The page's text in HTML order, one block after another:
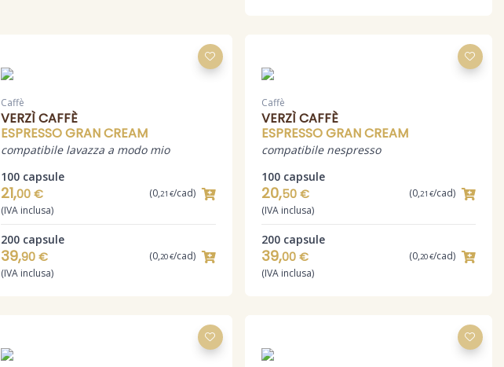
Caffè
VERZÌ CAFFÈ
ESPRESSO GRAN CREAM
compatibile lavazza a modo mio
100 capsule
21,00 € (0,21 €/cad)
(IVA inclusa)
200 capsule
39,90 € (0,20 €/cad)
(IVA inclusa)
Caffè
VERZÌ CAFFÈ
ESPRESSO GRAN CREAM
compatibile nespresso
100 capsule
20,50 € (0,21 €/cad)
(IVA inclusa)
200 capsule
39,00 € (0,20 €/cad)
(IVA inclusa)